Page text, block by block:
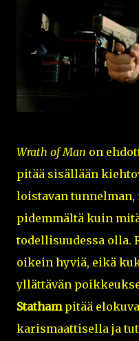
Wrath of Man on
pitää sisällään
loistavan tunnelman,
pidemmältä kuin
todellisuudessa olla.
oikein hyviä, eikä
yllättävän
Stathampitää
karismaattisella ja